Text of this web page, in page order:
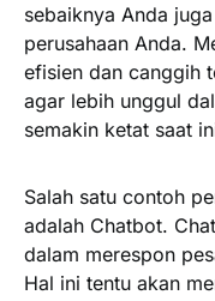
sebaiknya Anda
perusahaan Anda.
efisien dan canggih
agar lebih unggul
semakin ketat saat
Salah satu contoh
adalah Chatbot.
dalam merespon
Hal ini tentu akan